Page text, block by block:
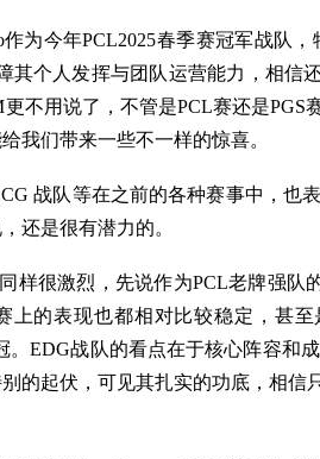
为今年PCL2025春季赛冠军战队
其个人发挥与团队运营能力，相信
不用说了，不管是PCL赛还是PGS
我们带来一些不一样的惊喜。
战队等在之前的各种赛事中，也
还是很有潜力的。
样很激烈，先说作为PCL老牌强队
上的表现也都相对比较稳定，甚
。EDG战队的看点在于核心阵容和
的起伏，可见其扎实的功底，相信